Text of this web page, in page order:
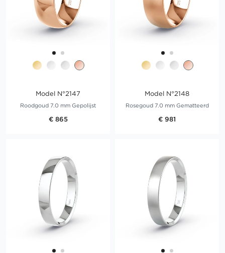
Model N°2147
Roodgoud 7.0 mm Gepolijst
€ 865
Model N°2148
Rosegoud 7.0 mm Gematteerd
€ 981